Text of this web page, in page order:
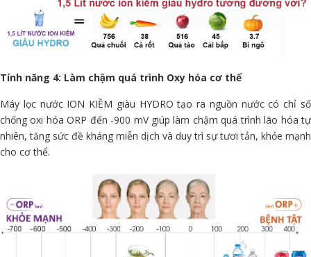
Tính năng 4: Làm chậm quá trình Oxy hóa cơ thể
Máy lọc nước ION KIỀM giàu HYDRO tạo ra nguồn nước có chỉ số
chống oxi hóa ORP đến -900 mV giúp làm chậm quá trình lão hóa tự
nhiên, tăng sức đề kháng miễn dịch và duy trì sự tươi tắn, khỏe mạnh
cho cơ thể.